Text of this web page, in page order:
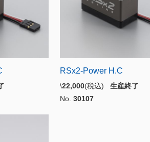
RSx2-Power H.C
\22,000(税込) 生産終了
No. 30107